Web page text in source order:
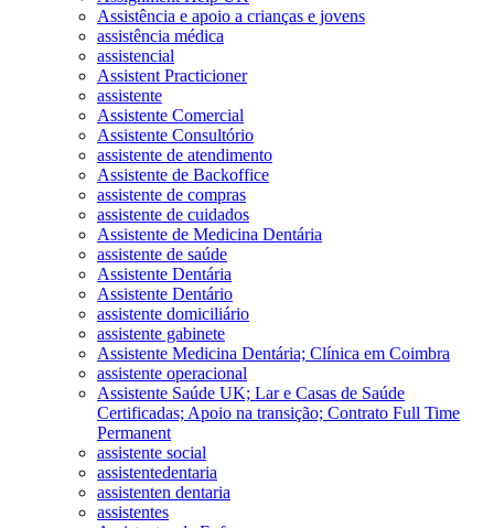
Assistência e apoio a crianças e jovens
assistência médica
assistencial
Assistent Practicioner
assistente
Assistente Comercial
Assistente Consultório
assistente de atendimento
Assistente de Backoffice
assistente de compras
assistente de cuidados
Assistente de Medicina Dentária
assistente de saúde
Assistente Dentária
Assistente Dentário
assistente domiciliário
assistente gabinete
Assistente Medicina Dentária; Clínica em Coimbra
assistente operacional
Assistente Saúde UK; Lar e Casas de Saúde
Certificadas; Apoio na transição; Contrato Full Time
Permanent
assistente social
assistentedentaria
assistenten dentaria
assistentes